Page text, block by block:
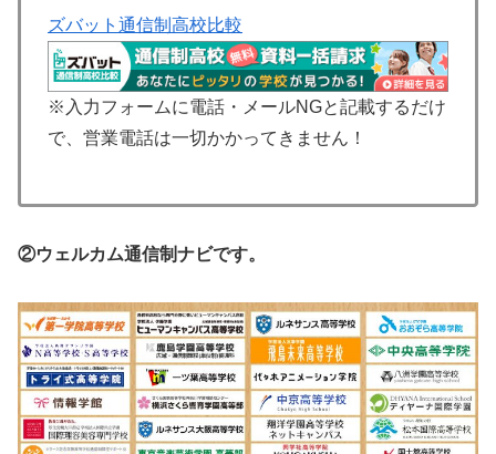
ズバット通信制高校比較
※入力フォームに電話・メールNGと記載するだけ
で、営業電話は一切かかってきません！
②ウェルカム通信制ナビです。